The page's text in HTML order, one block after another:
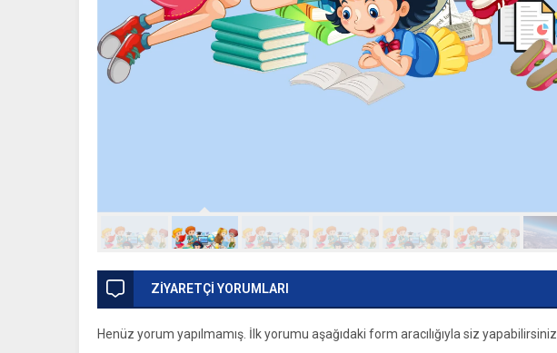
ZİYARETÇİ YORUMLARI
Henüz yorum yapılmamış. İlk yorumu aşağıdaki form aracılığıyla siz yapabilirsiniz.